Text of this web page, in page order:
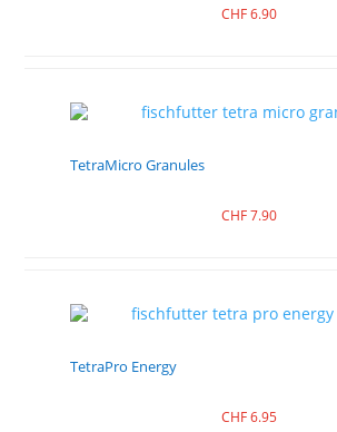
CHF6.90
TetraMicro Granules
CHF7.90
TetraPro Energy
CHF6.95